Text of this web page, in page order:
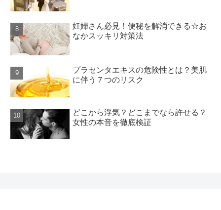
妊婦さん必見！便秘を解消できる☆お
なかスッキリ対策法
プラセンタエキスの危険性とは？美肌
に伴う７つのリスク
どこから浮気？どこまでなら許せる？
女性の本音を徹底検証